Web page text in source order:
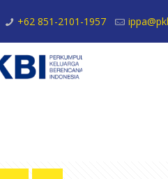
+62 851-2101-1957